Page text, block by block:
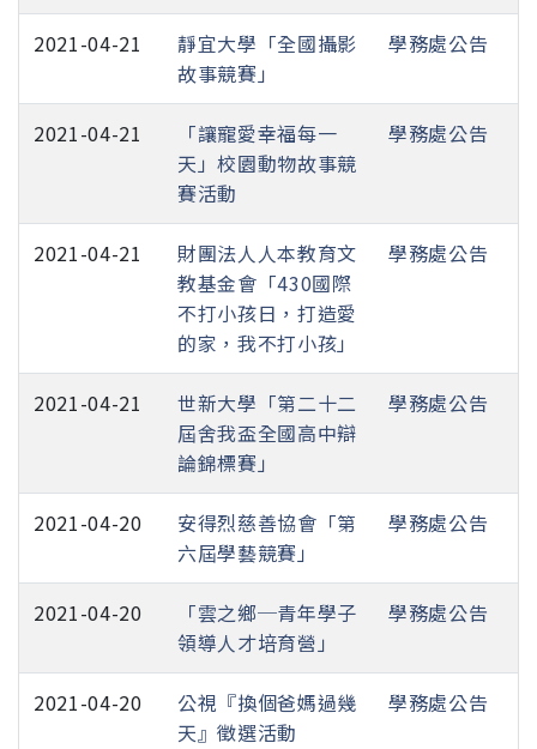
2021-04-21
靜宜大學「全國攝影
故事競賽」
學務處公告
2021-04-21
「讓寵愛幸福每一
天」校園動物故事競
賽活動
學務處公告
2021-04-21
財團法人人本教育文
教基金會「430國際
不打小孩日，打造愛
的家，我不打小孩」
學務處公告
2021-04-21
世新大學「第二十二
屆舍我盃全國高中辯
論錦標賽」
學務處公告
2021-04-20
安得烈慈善協會「第
六屆學藝競賽」
學務處公告
2021-04-20
「雲之鄉─青年學子
領導人才培育營」
學務處公告
2021-04-20
公視『換個爸媽過幾
天』徵選活動
學務處公告